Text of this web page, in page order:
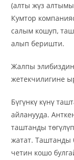
(алты жүз
Кумтор
салым кошуп,
алып беришти.
Жалпы
жетекчилигине
Бүгүнкү күнү
айланууда.
таштанды
жатат. Таштанды
четин кошо